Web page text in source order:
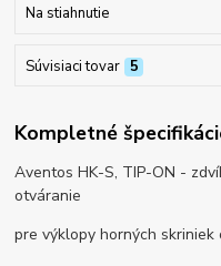
Na stiahnutie
Súvisiaci tovar 5
Kompletné
Aventos HK-S, TIP-ON -
otváranie
pre výklopy horných skriniek